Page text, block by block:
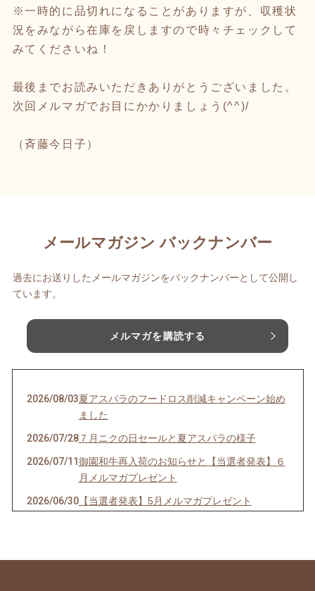
※一時的に品切れになることがありますが、収穫状
況をみながら在庫を戻しますので時々チェックして
みてくださいね！
最後までお読みいただきありがとうございました。
次回メルマガでお目にかかりましょう(^^)/
（斉藤今日子）
メールマガジン バックナンバー
過去にお送りしたメールマガジンをバックナンバーとして公開し
ています。
メルマガを購読する
2026/08/03夏アスパラのフードロス削減キャンペーン始め
ました
2026/07/28７月ニクの日セールと夏アスパラの様子
2026/07/11御園和牛再入荷のお知らせと【当選者発表】６
月メルマガプレゼント
2026/06/30【当選者発表】5月メルマガプレゼント
2026/06/13今年の父の日は6月21日。御園和牛ギフトおす